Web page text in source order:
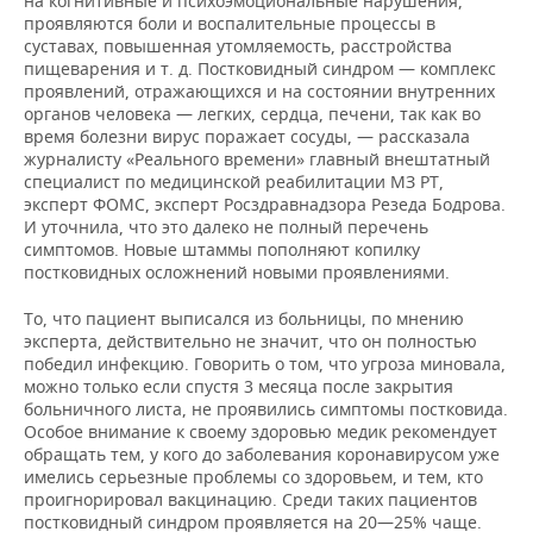
проявляются боли и воспалительные процессы в
суставах, повышенная утомляемость, расстройства
пищеварения и т. д. Постковидный синдром — комплекс
проявлений, отражающихся и на состоянии внутренних
органов человека — легких, сердца, печени, так как во
время болезни вирус поражает сосуды, — рассказала
журналисту «Реального времени» главный внештатный
специалист по медицинской реабилитации МЗ РТ,
эксперт ФОМС, эксперт Росздравнадзора Резеда Бодрова.
И уточнила, что это далеко не полный перечень
симптомов. Новые штаммы пополняют копилку
постковидных осложнений новыми проявлениями.
То, что пациент выписался из больницы, по мнению
эксперта, действительно не значит, что он полностью
победил инфекцию. Говорить о том, что угроза миновала,
можно только если спустя 3 месяца после закрытия
больничного листа, не проявились симптомы постковида.
Особое внимание к своему здоровью медик рекомендует
обращать тем, у кого до заболевания коронавирусом уже
имелись серьезные проблемы со здоровьем, и тем, кто
проигнорировал вакцинацию. Среди таких пациентов
постковидный синдром проявляется на 20—25% чаще.